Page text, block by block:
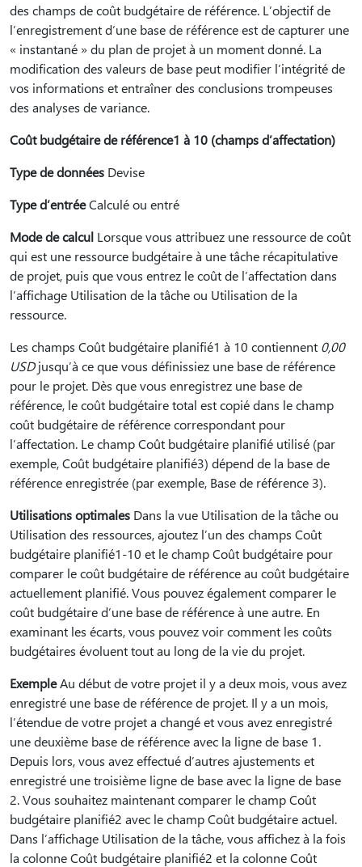
des champs de coût budgétaire de référence. L’objectif de
l’enregistrement d’une base de référence est de capturer une
« instantané » du plan de projet à un moment donné. La
modification des valeurs de base peut modifier l’intégrité de
vos informations et entraîner des conclusions trompeuses
des analyses de variance.
Coût budgétaire de référence1 à 10 (champs d’affectation)
Type de données Devise
Type d’entréeCalculé ou entré
Mode de calcul Lorsque vous attribuez une ressource de coût
qui est une ressource budgétaire à une tâche récapitulative
de projet, puis que vous entrez le coût de l’affectation dans
l’affichage Utilisation de la tâche ou Utilisation de la
ressource.
Les champs Coût budgétaire planifié1 à 10 contiennent 0,00
USDjusqu’à ce que vous définissiez une base de référence
pour le projet. Dès que vous enregistrez une base de
référence, le coût budgétaire total est copié dans le champ
coût budgétaire de référence correspondant pour
l’affectation. Le champ Coût budgétaire planifié utilisé (par
exemple, Coût budgétaire planifié3) dépend de la base de
référence enregistrée (par exemple, Base de référence 3).
Utilisations optimales Dans la vue Utilisation de la tâche ou
Utilisation des ressources, ajoutez l’un des champs Coût
budgétaire planifié1-10 et le champ Coût budgétaire pour
comparer le coût budgétaire de référence au coût budgétaire
actuellement planifié. Vous pouvez également comparer le
coût budgétaire d’une base de référence à une autre. En
examinant les écarts, vous pouvez voir comment les coûts
budgétaires évoluent tout au long de la vie du projet.
ExempleAu début de votre projet il y a deux mois, vous avez
enregistré une base de référence de projet. Il y a un mois,
l’étendue de votre projet a changé et vous avez enregistré
une deuxième base de référence avec la ligne de base 1.
Depuis lors, vous avez effectué d’autres ajustements et
enregistré une troisième ligne de base avec la ligne de base
2. Vous souhaitez maintenant comparer le champ Coût
budgétaire planifié2 avec le champ Coût budgétaire actuel.
Dans l’affichage Utilisation de la tâche, vous affichez à la fois
la colonne Coût budgétaire planifié2 et la colonne Coût